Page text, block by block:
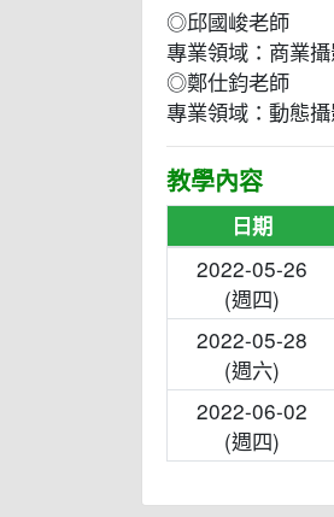
◎邱國峻老師
專業領域：商業
◎鄭仕鈞老師
專業領域：動態
教學內容
日期
2022-05-26
(週四)
2022-05-28
(週六)
2022-06-02
(週四)